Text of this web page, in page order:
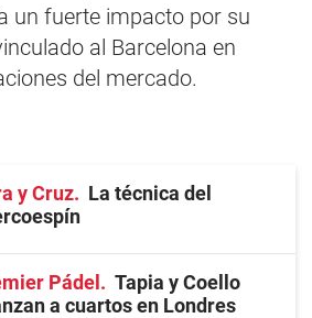
un fuerte impacto por su
al Barcelona en
del mercado.
y Cruz
La técnica del
Pádel
Tapia y Coello
a cuartos en Londres